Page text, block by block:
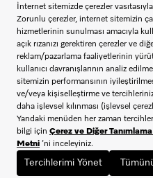
İletişim
Miele takipçisi ol
SATIŞ